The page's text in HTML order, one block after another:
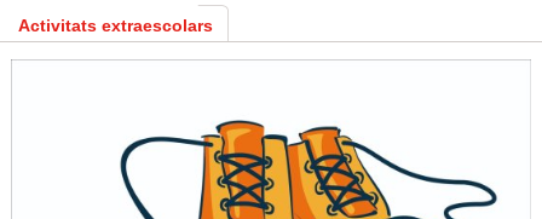
Activitats extraescolars